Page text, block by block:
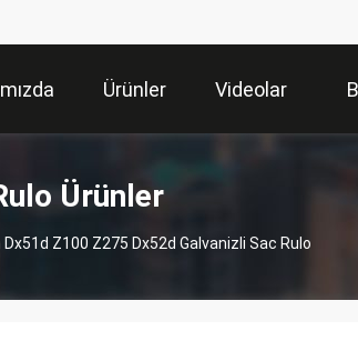
Ürünler Videolar
Ürünler
Dx51d Z100 Z275 Dx52d Galvanizli Sac Rulo